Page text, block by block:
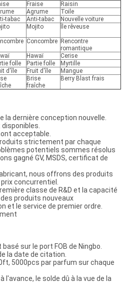
Fraise
Raisin
Agrume
Toile
tabac Anti-tabac
Nouvelle voiture
Mojito Île rêveuse
Concombre Rencontre
romantique
Hawaï
Cerise
folle Partie folle
Myrtille
d'île Fruit d'île
Mangue
Brise
fraîche
Berry Blast frais
la dernière conception nouvelle.
acceptable.
strictement par chaque
potentiels sommes résolus
gagné GV, MSDS, certificat de
nous offrons des produits
concurrentiel.
classe de R&D et la capacité
produits nouveaux
et le service de premier ordre.
sur le port FOB de Ningbo.
la date de citation.
5000pcs par parfum sur chaque
l'avance, le solde dû à la vue de la